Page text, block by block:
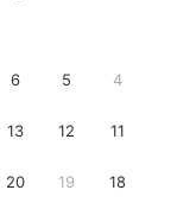
4
5
6
11
12
13
18
19
20